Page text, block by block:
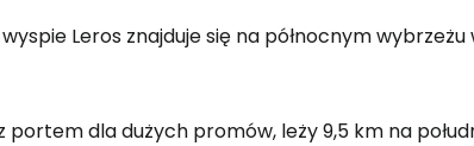
Leros znajduje się na północnym
portem dla dużych promów, leży 9,5 km na